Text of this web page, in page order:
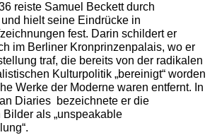
reiste Samuel Beckett durch
hielt seine Eindrücke in
fest. Darin schildert er
im Berliner Kronprinzenpalais, wo er
traf, die bereits von der radikalen
Kulturpolitik „bereinigt“ worden
Werke der Moderne waren entfernt. In
Diaries bezeichnete er die
als „unspeakable